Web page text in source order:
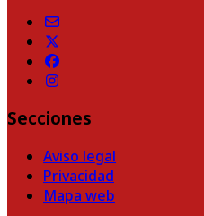
Secciones
Aviso legal
Privacidad
Mapa web